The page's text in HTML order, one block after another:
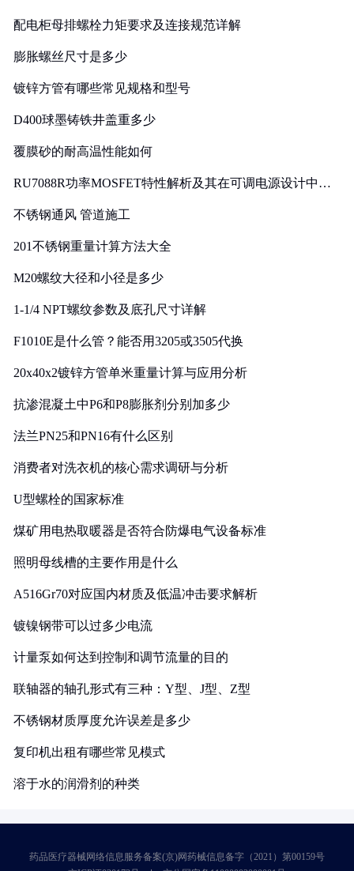
配电柜母排螺栓力矩要求及连接规范详解
膨胀螺丝尺寸是多少
镀锌方管有哪些常见规格和型号
D400球墨铸铁井盖重多少
覆膜砂的耐高温性能如何
RU7088R功率MOSFET特性解析及其在可调电源设计中的
不锈钢通风 管道施工
201不锈钢重量计算方法大全
M20螺纹大径和小径是多少
1-1/4 NPT螺纹参数及底孔尺寸详解
F1010E是什么管？能否用3205或3505代换
20x40x2镀锌方管单米重量计算与应用分析
抗渗混凝土中P6和P8膨胀剂分别加多少
法兰PN25和PN16有什么区别
消费者对洗衣机的核心需求调研与分析
U型螺栓的国家标准
煤矿用电热取暖器是否符合防爆电气设备标准
照明母线槽的主要作用是什么
A516Gr70对应国内材质及低温冲击要求解析
镀镍钢带可以过多少电流
计量泵如何达到控制和调节流量的目的
联轴器的轴孔形式有三种：Y型、J型、Z型
不锈钢材质厚度允许误差是多少
复印机出租有哪些常见模式
溶于水的润滑剂的种类
药品医疗器械网络信息服务备案(京)网药械信息备字（2021）第00159号